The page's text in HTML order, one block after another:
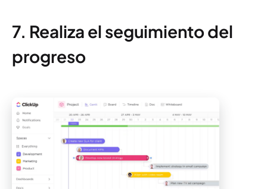
7. Realiza el seguimiento del
progreso